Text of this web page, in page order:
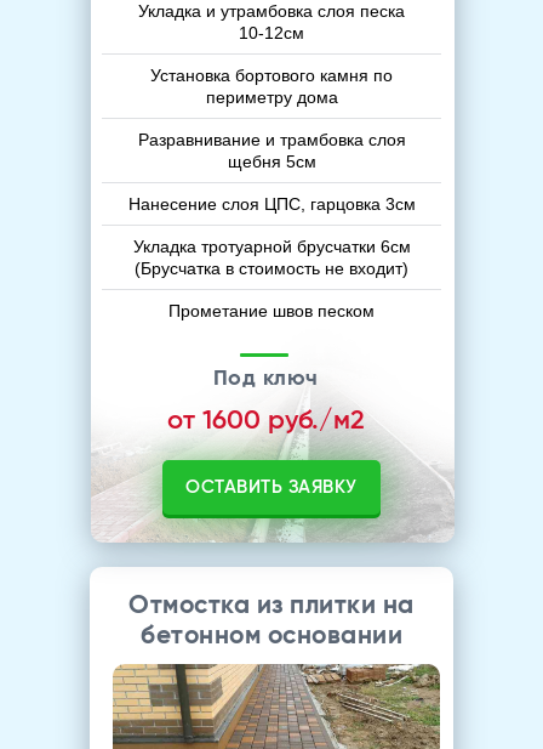
от 1600 руб./м2
ОСТАВИТЬ ЗАЯВКУ
Под ключ
Отмостка из плитки на
бетонном основании
Укладка и утрамбовка слоя песка
10-12см
Установка бортового камня по
периметру дома
Разравнивание и трамбовка слоя
щебня 5см
Нанесение слоя ЦПС, гарцовка 3см
Укладка тротуарной брусчатки 6см
(Брусчатка в стоимость не входит)
Прометание швов песком